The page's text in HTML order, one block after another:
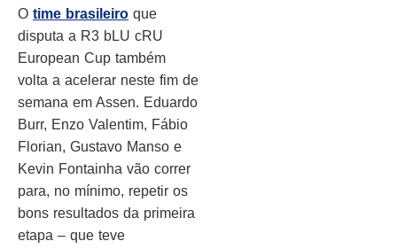
O time brasileiro que
disputa a R3 bLU cRU
European Cup também
volta a acelerar neste fim de
semana em Assen. Eduardo
Burr, Enzo Valentim, Fábio
Florian, Gustavo Manso e
Kevin Fontainha vão correr
para, no mínimo, repetir os
bons resultados da primeira
etapa – que teve